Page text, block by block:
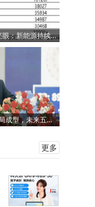
比亚迪7月成绩亮眼：新能源持续领跑 高端与海外双线强势增长
中微公司临港布局成型，未来五年目标覆盖超六成半导体高端设备
更多